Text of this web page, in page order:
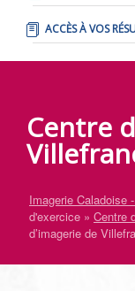
ACCÈS À VOS
Centre
Imagerie Caladoise
d'exercice
Centre
d’imagerie de